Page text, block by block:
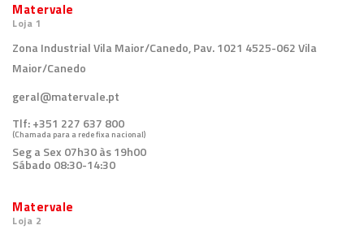
Matervale
Loja 1
Zona Industrial Vila Maior/Canedo, Pav. 1021 4525-062 Vila
Maior/Canedo
geral@matervale.pt
Tlf:+351 227 637 800
(Chamada para a rede fixa nacional)
Seg a Sex 07h30 às 19h00
Sábado 08:30-14:30
Matervale
Loja 2